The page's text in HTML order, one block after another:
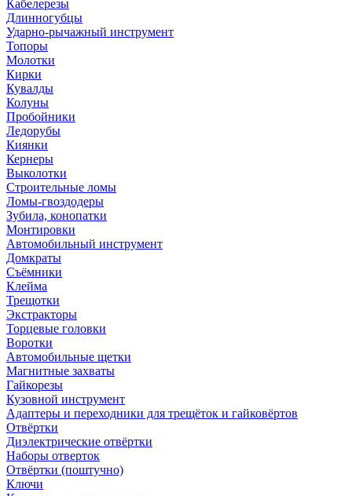
Кабелерезы
Длинногубцы
Ударно-рычажный инструмент
Топоры
Молотки
Кирки
Кувалды
Колуны
Пробойники
Ледорубы
Киянки
Кернеры
Выколотки
Строительные ломы
Ломы-гвоздодеры
Зубила, конопатки
Монтировки
Автомобильный инструмент
Домкраты
Съёмники
Клейма
Трещотки
Экстракторы
Торцевые головки
Воротки
Автомобильные щетки
Магнитные захваты
Гайкорезы
Кузовной инструмент
Адаптеры и переходники для трещёток и гайковёртов
Отвёртки
Диэлектрические отвёртки
Наборы отверток
Отвёртки (поштучно)
Ключи